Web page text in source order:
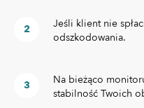
Jeśli klient nie
odszkodowania.
Na bieżąco
stabilność Twoich